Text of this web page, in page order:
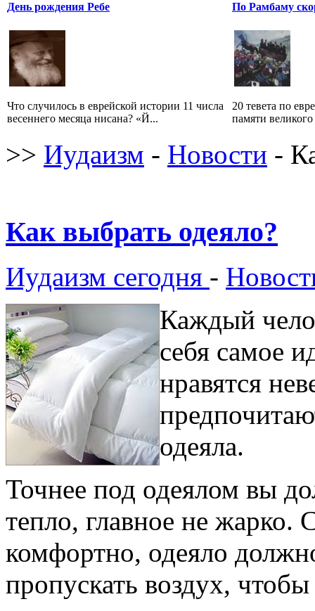
День рождения Ребе
Что случилось в еврейской истории 11 числа
весеннего месяца нисана? «Й...
По Рамбаму
20 тевета по
памяти
>> Иудаизм - Новости -
Как выбрать одеяло?
Иудаизм сегодня -
Каждый
себя самое
нравятся
одеяла.
Точнее под одеялом вы
тепло, главное не
комфортно, одеяло
пропускать воздух,